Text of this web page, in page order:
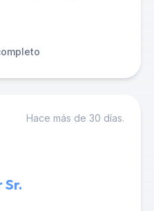
Hace más de 30 días.